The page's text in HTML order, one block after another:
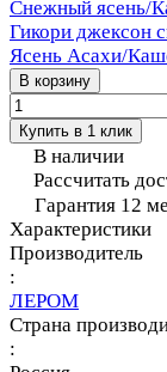
Снежный ясень/
Гикори джексон
Ясень Асахи/
В корзину
Купить в 1 клик
В наличии
Рассчитать
Гарантия 12
Характеристики
Производитель
:
ЛЕРОМ
Страна
: